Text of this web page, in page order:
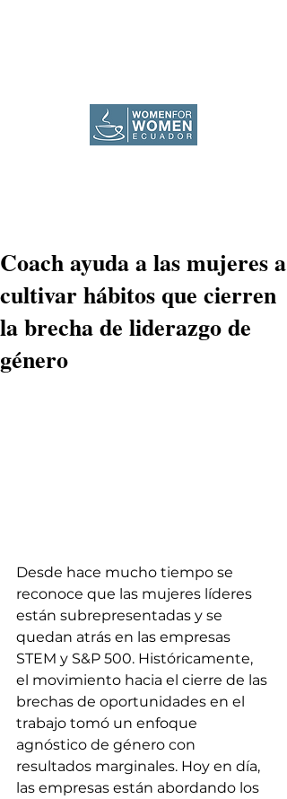
Coach ayuda a las mujeres a
cultivar hábitos que cierren
la brecha de liderazgo de
género
Desde hace mucho tiempo se
reconoce que las mujeres líderes
están subrepresentadas y se
quedan atrás en las empresas
STEM y S&P 500. Históricamente,
el movimiento hacia el cierre de las
brechas de oportunidades en el
trabajo tomó un enfoque
agnóstico de género con
resultados marginales. Hoy en día,
las empresas están abordando los